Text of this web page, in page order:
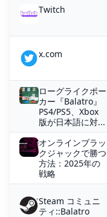
Twitch
x.com
ローグライクポー
カー『Balatro』
PS4/PS5、Xbox
版が日本語に対...
オンラインブラッ
クジャックで勝つ
方法：2025年の
戦略
Steam コミュニ
ティ::Balatro